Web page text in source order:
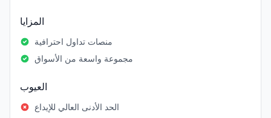
المزايا
منصات تداول احترافية
مجموعة واسعة من الأسواق
العيوب
الحد الأدنى العالي للإيداع